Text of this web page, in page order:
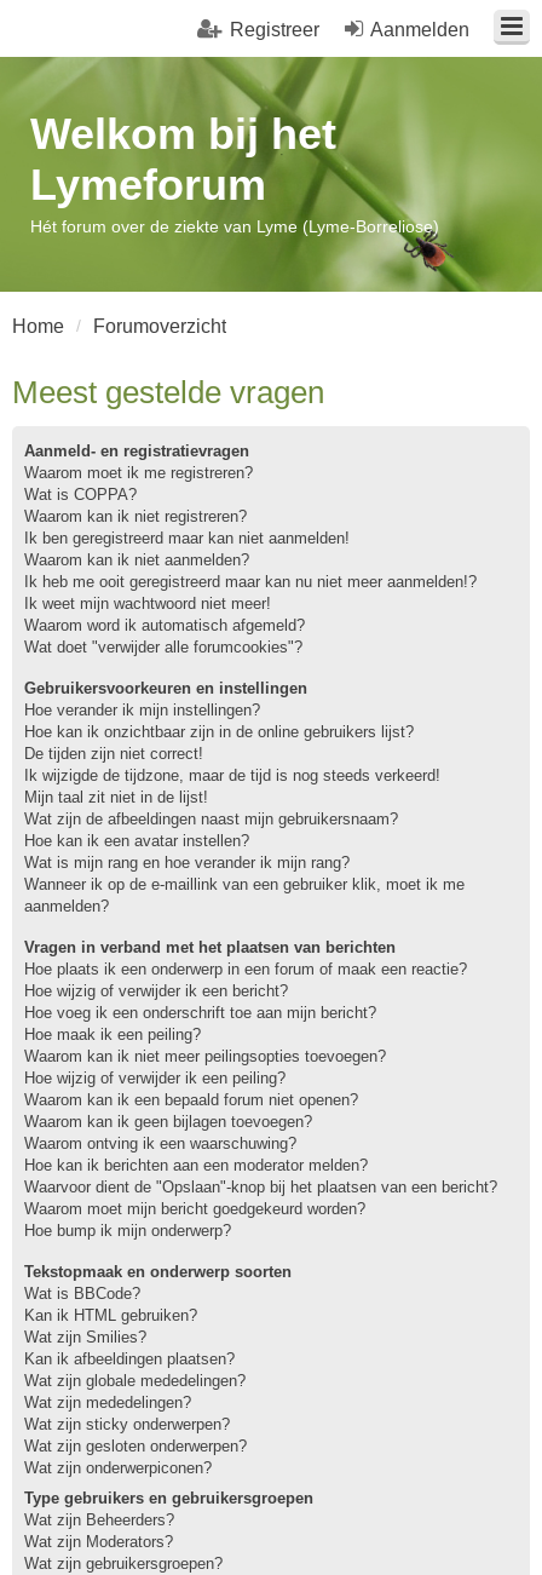
Aanmelden
Registreer
Welkom bij het
Lymeforum
Hét forum over de ziekte van Lyme (Lyme-Borreliose)
Home Forumoverzicht
Meest gestelde vragen
Aanmeld- en registratievragen
Waarom moet ik me registreren?
Wat is COPPA?
Waarom kan ik niet registreren?
Ik ben geregistreerd maar kan niet aanmelden!
Waarom kan ik niet aanmelden?
Ik heb me ooit geregistreerd maar kan nu niet meer aanmelden!?
Ik weet mijn wachtwoord niet meer!
Waarom word ik automatisch afgemeld?
Wat doet "verwijder alle forumcookies"?
Gebruikersvoorkeuren en instellingen
Hoe verander ik mijn instellingen?
Hoe kan ik onzichtbaar zijn in de online gebruikers lijst?
De tijden zijn niet correct!
Ik wijzigde de tijdzone, maar de tijd is nog steeds verkeerd!
Mijn taal zit niet in de lijst!
Wat zijn de afbeeldingen naast mijn gebruikersnaam?
Hoe kan ik een avatar instellen?
Wat is mijn rang en hoe verander ik mijn rang?
Wanneer ik op de e-maillink van een gebruiker klik, moet ik me
aanmelden?
Vragen in verband met het plaatsen van berichten
Hoe plaats ik een onderwerp in een forum of maak een reactie?
Hoe wijzig of verwijder ik een bericht?
Hoe voeg ik een onderschrift toe aan mijn bericht?
Hoe maak ik een peiling?
Waarom kan ik niet meer peilingsopties toevoegen?
Hoe wijzig of verwijder ik een peiling?
Waarom kan ik een bepaald forum niet openen?
Waarom kan ik geen bijlagen toevoegen?
Waarom ontving ik een waarschuwing?
Hoe kan ik berichten aan een moderator melden?
Waarvoor dient de "Opslaan"-knop bij het plaatsen van een bericht?
Waarom moet mijn bericht goedgekeurd worden?
Hoe bump ik mijn onderwerp?
Tekstopmaak en onderwerp soorten
Wat is BBCode?
Kan ik HTML gebruiken?
Wat zijn Smilies?
Kan ik afbeeldingen plaatsen?
Wat zijn globale mededelingen?
Wat zijn mededelingen?
Wat zijn sticky onderwerpen?
Wat zijn gesloten onderwerpen?
Wat zijn onderwerpiconen?
Type gebruikers en gebruikersgroepen
Wat zijn Beheerders?
Wat zijn Moderators?
Wat zijn gebruikersgroepen?